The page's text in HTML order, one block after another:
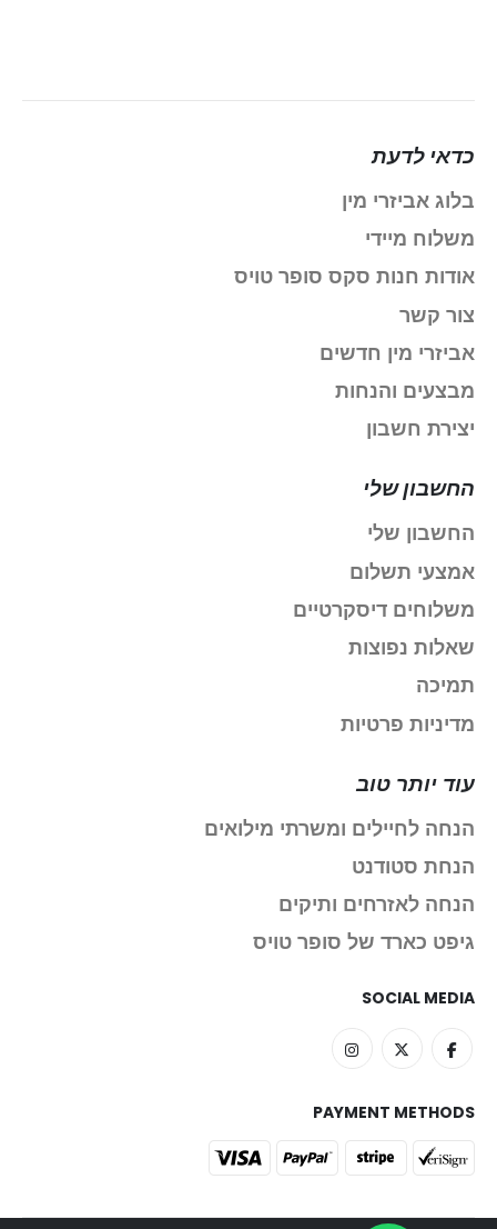
כדאי לדעת
בלוג אביזרי מין
משלוח מיידי
אודות חנות סקס סופר טויס
צור קשר
אביזרי מין חדשים
מבצעים והנחות
יצירת חשבון
החשבון שלי
החשבון שלי
אמצעי תשלום
משלוחים דיסקרטיים
שאלות נפוצות
תמיכה
מדיניות פרטיות
עוד יותר טוב
הנחה לחיילים ומשרתי מילואים
הנחת סטודנט
הנחה לאזרחים ותיקים
גיפט כארד של סופר טויס
SOCIAL MEDIA
PAYMENT METHODS